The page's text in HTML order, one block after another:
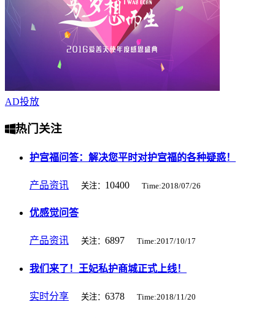
AD投放
热门关注
护宫福问答：解决您平时对护宫福的各种疑惑！
产品资讯 关注： 10400 Time:2018/07/26
优感觉问答
产品资讯 关注： 6897 Time:2017/10/17
我们来了！王妃私护商城正式上线！
实时分享 关注： 6378 Time:2018/11/20